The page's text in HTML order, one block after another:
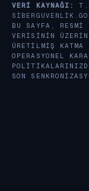
VERI KAYNAĞI:
BU SAYFA, RESMI
VERISININ
ÜRETILMIŞ
OPERASYONEL
SON